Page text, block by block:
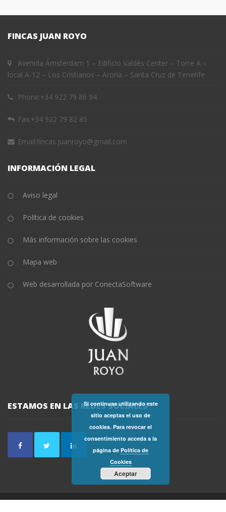
FINCAS JUAN ROYO
Avenida Ámsterdam 1 – Edificio Valdés Center – Torre A –
local A-12 – Los Cristianos – Arona – Santa Cruz de Tenerife
Phone:+34 922 79 86 94
Fax:+34 922 79 82 85
Email:fincas.juanroyo@gmail.com
INFORMACIÓN LEGAL
Aviso legal
Política de cookies
Más información sobre las cookies
Mapa web
Web desarrollada por ConectaSoftware
ESTAMOS EN LAS REDES SOCIALES
Si continuas utilizando este
sitio aceptas el uso de
cookies. Para revocar el
consentimiento acceda a la
página de Política de
Cookies
Aceptar